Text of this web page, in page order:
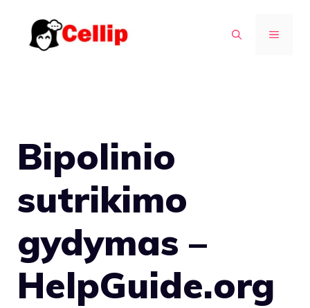
turinio
MENIU
Bipolinio
sutrikimo
gydymas –
HelpGuide.org